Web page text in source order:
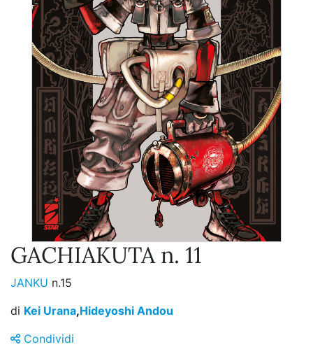
GACHIAKUTA n. 11
JANKU n.15
di Kei Urana,Hideyoshi Andou
Condividi